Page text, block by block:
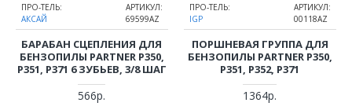
ПРО-ТЕЛЬ:
АКСАЙ
АРТИКУЛ:
69599AZ
БАРАБАН СЦЕПЛЕНИЯ ДЛЯ
БЕНЗОПИЛЫ PARTNER P350,
P351, P371 6 ЗУБЬЕВ, 3/8 ШАГ
566р.
ПРО-ТЕЛЬ:
IGP
АРТИКУЛ:
00118AZ
ПОРШНЕВАЯ ГРУППА ДЛЯ
БЕНЗОПИЛЫ PARTNER P350,
P351, P352, P371
1364р.